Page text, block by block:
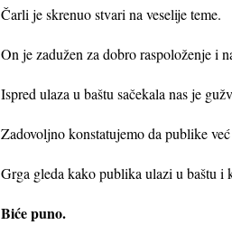
Čarli je skrenuo stvari na veselije teme.
On je zadužen za dobro raspoloženje i
Ispred ulaza u baštu sačekala nas je
Zadovoljno konstatujemo da publike
Grga gleda kako publika ulazi u baštu i
Biće puno.